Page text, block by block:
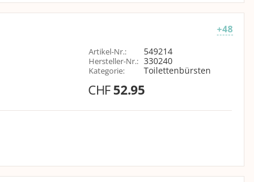
+48
Artikel-Nr.: 549214
Hersteller-Nr.: 330240
Kategorie: Toilettenbürsten
CHF52.95